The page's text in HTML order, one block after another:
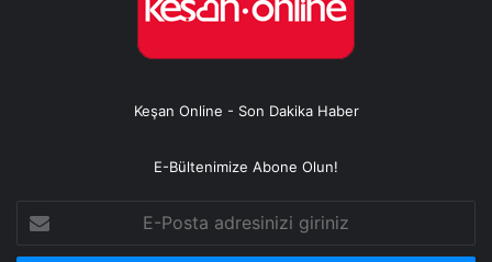
Keşan Online - Son Dakika Haber
E-Bültenimize Abone Olun!
Posta
adresinizi